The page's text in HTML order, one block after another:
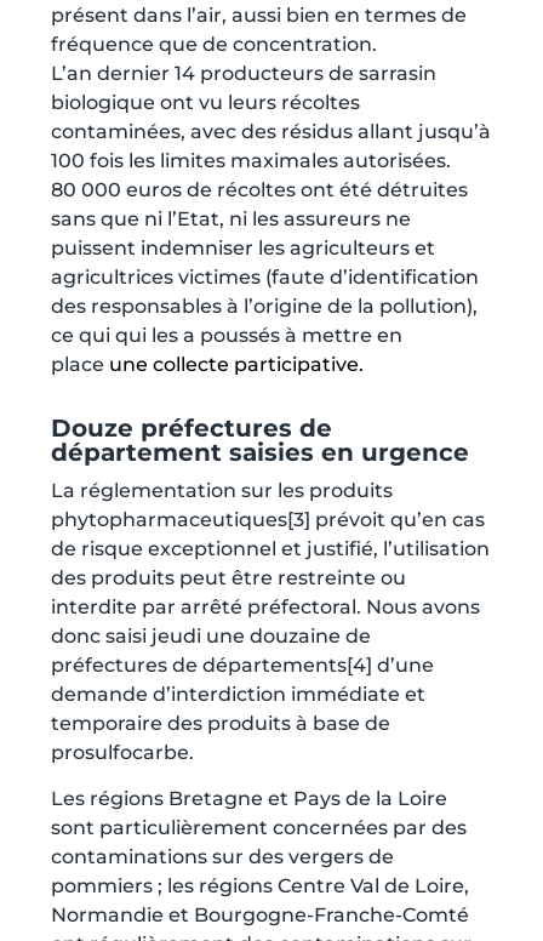
présent dans l’air, aussi bien en termes de
fréquence que de concentration.
L’an dernier 14 producteurs de sarrasin
biologique ont vu leurs récoltes
contaminées, avec des résidus allant jusqu’à
100 fois les limites maximales autorisées.
80 000 euros de récoltes ont été détruites
sans que ni l’Etat, ni les assureurs ne
puissent indemniser les agriculteurs et
agricultrices victimes (faute d’identification
des responsables à l’origine de la pollution),
ce qui qui les a poussés à mettre en
place une collecte participative.
Douze préfectures de
département saisies en urgence
La réglementation sur les produits
phytopharmaceutiques[3] prévoit qu’en cas
de risque exceptionnel et justifié, l’utilisation
des produits peut être restreinte ou
interdite par arrêté préfectoral. Nous avons
donc saisi jeudi une douzaine de
préfectures de départements[4] d’une
demande d’interdiction immédiate et
temporaire des produits à base de
prosulfocarbe.
Les régions Bretagne et Pays de la Loire
sont particulièrement concernées par des
contaminations sur des vergers de
pommiers ; les régions Centre Val de Loire,
Normandie et Bourgogne-Franche-Comté